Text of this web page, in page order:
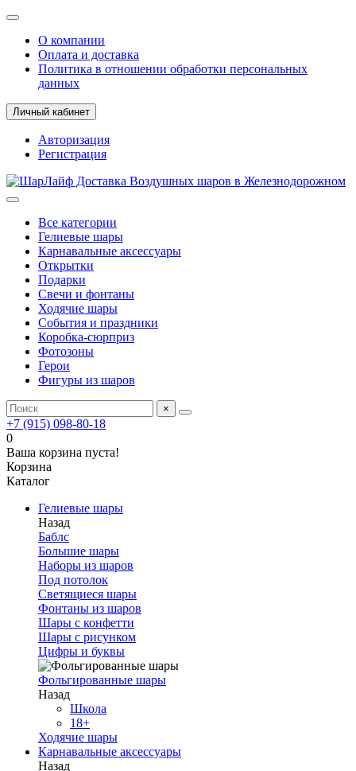
О компании
Оплата и доставка
Политика в отношении обработки персональных
данных
Личный кабинет
Авторизация
Регистрация
Все категории
Гелиевые шары
Карнавальные аксессуары
Открытки
Подарки
Свечи и фонтаны
Ходячие шары
События и праздники
Коробка-сюрприз
Фотозоны
Герои
Фигуры из шаров
×
+7 (915) 098-80-18
0
Ваша корзина пуста!
Корзина
Каталог
Гелиевые шары
Назад
Баблс
Большие шары
Наборы из шаров
Под потолок
Светящиеся шары
Фонтаны из шаров
Шары с конфетти
Шары с рисунком
Цифры и буквы
Фольгированные шары
Назад
Школа
18+
Ходячие шары
Карнавальные аксессуары
Назад